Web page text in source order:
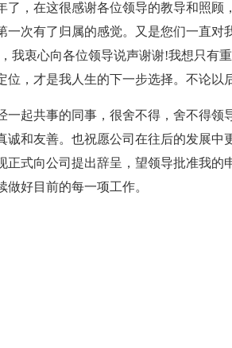
了，在这很感谢各位领导的教导和照顾
一次有了归属的感觉。又是您们一直对
我衷心向各位领导说声谢谢!我想只有
位，才是我人生的下一步选择。不论以
一起共事的同事，很舍不得，舍不得领
诚和友善。也祝愿公司在往后的发展中
正式向公司提出辞呈，望领导批准我的
好目前的每一项工作。